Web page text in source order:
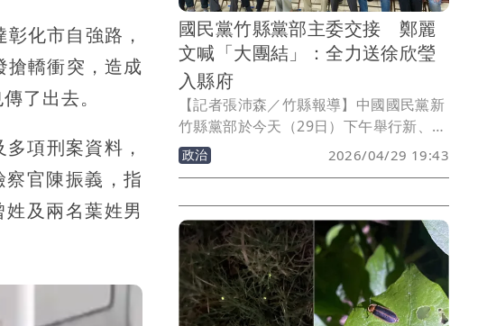
化市自強路，
搶轎衝突，造成
了出去。
項刑案資料，
官陳振義，指
及兩名葉姓男
國民黨竹縣黨部主委交接 鄭麗
文喊「大團結」：全力送徐欣瑩
入縣府
【記者張沛森／竹縣報導】中國國民黨新
竹縣黨部於今天（29日）下午舉行新、卸
任主任委員交接布達典禮。由新竹縣長楊
文科正式接掌黨部主委重擔，代理主委邱
場監交，並在多位黨內重臣與地方民代的
見證下，宣示藍軍將以大團結之姿，全力
守住新竹縣執政版圖。
政治 2026/04/29 19:43